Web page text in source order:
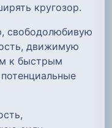
кругозор.
свободолюбивую
движимую
к быстрым